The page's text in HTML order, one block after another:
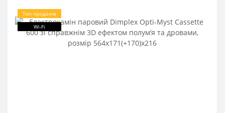
Топ продажів
Wi-Fi